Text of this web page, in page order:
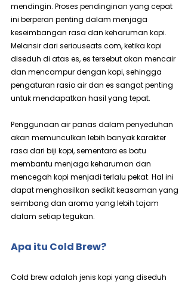
mendingin. Proses pendinginan yang cepat
ini berperan penting dalam menjaga
keseimbangan rasa dan keharuman kopi.
Melansir dari seriouseats.com, ketika kopi
diseduh di atas es, es tersebut akan mencair
dan mencampur dengan kopi, sehingga
pengaturan rasio air dan es sangat penting
untuk mendapatkan hasil yang tepat.
Penggunaan air panas dalam penyeduhan
akan memunculkan lebih banyak karakter
rasa dari biji kopi, sementara es batu
membantu menjaga keharuman dan
mencegah kopi menjadi terlalu pekat. Hal ini
dapat menghasilkan sedikit keasaman yang
seimbang dan aroma yang lebih tajam
dalam setiap tegukan.
Apa itu Cold Brew?
Cold brew adalah jenis kopi yang diseduh